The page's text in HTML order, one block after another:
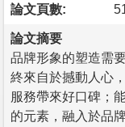
論文頁數:
論文摘要
品牌形象的塑造需
終來自於撼動人心
服務帶來好口碑；
的元素，融入於品